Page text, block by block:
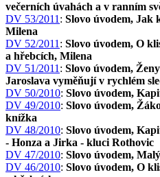
večerních úvahách a v ranním
DV 53/2011 : Slovo úvodem, Jak
Milena
DV 52/2011 : Slovo úvodem, O
a hřebcích, Milena
DV 51/2011 : Slovo úvodem,
Jaroslava vyměňují v rychlém
DV 50/2010: Slovo úvodem,
DV 49/2010: Slovo úvodem,
knížka
DV 48/2010: Slovo úvodem,
- Honza a Jirka - kluci Rothovic
DV 47/2010: Slovo úvodem,
DV 46/2010: Slovo úvodem, O